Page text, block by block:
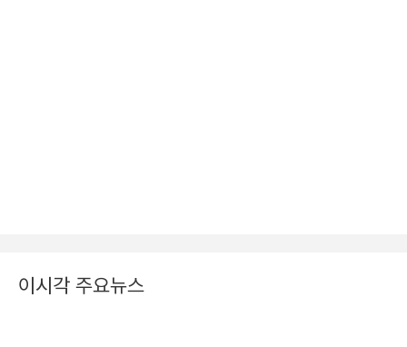
이시각 주요뉴스